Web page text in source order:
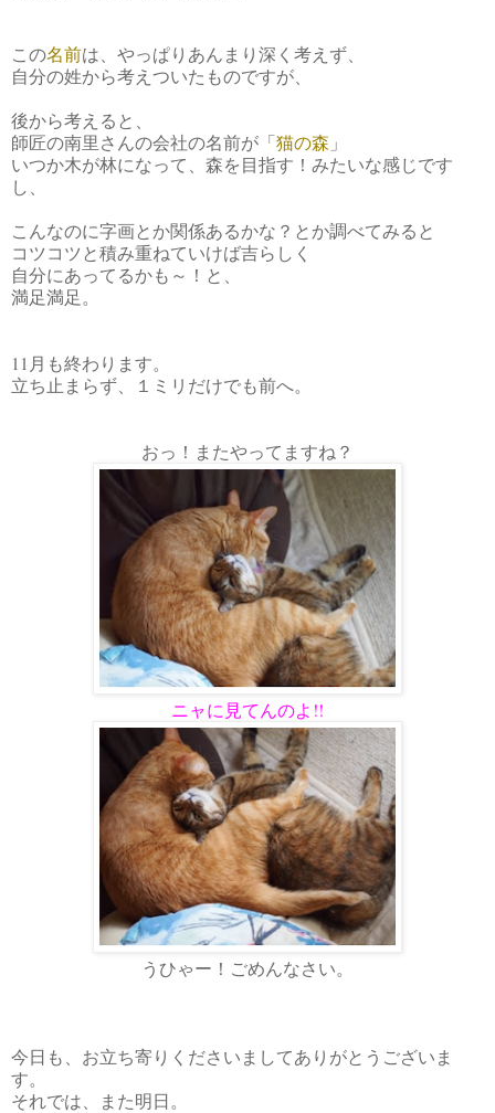
この名前は、やっぱりあんまり深く考えず、
自分の姓から考えついたものですが、
後から考えると、
師匠の南里さんの会社の名前が「猫の森 」
いつか木が林になって、森を目指す！みたいな感じです
し、
こんなのに字画とか関係あるかな？とか調べてみると
コツコツと積み重ねていけば吉らしく
自分にあってるかも～！と、
満足満足。
11月も終わります。
立ち止まらず、１ミリだけでも前へ。
おっ！またやってますね？
ニャに見てんのよ!!
うひゃー！ごめんなさい。
今日も、お立ち寄りくださいましてありがとうございま
す。
それでは、また明日。